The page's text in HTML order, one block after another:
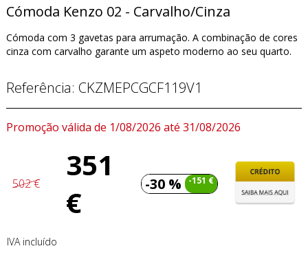
Cómoda Kenzo 02 - Carvalho/Cinza
Cómoda com 3 gavetas para arrumação. A combinação de cores
cinza com carvalho garante um aspeto moderno ao seu quarto.
Referência: CKZMEPCGCF119V1
Promoção válida de 1/08/2026 até 31/08/2026
502 €
351
€
-30 % -151 €
IVA incluído